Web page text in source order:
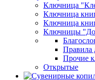
Ключница
Ключница
Ключница
Ключницы
Правила
Прочие
Открытые